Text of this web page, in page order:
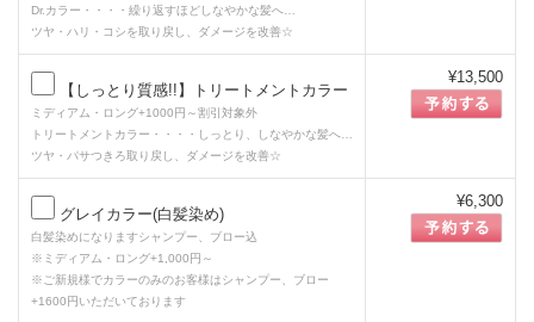
Dr.カラー・・・・繰り返すほどしなやかな髪へ…
ツヤ・ハリ・コシを取り戻し、ダメージを改善☆
【しっとり質感!!】トリートメントカラー
ミディアム・ロング+1000円～割引対象外
トリートメントカラー・・・・しっとり、しなやかな髪へ…
ツヤ・パサつきろ取り戻し、ダメージを改善☆
¥13,500
グレイカラー(白髪染め)
白髪染めになりますシャンプー、ブロー込
※ミディアム・ロング+1,000円～
※ご新規様でカラーのみのお客様はシャンプー、ブロー
+1600円いただいております
¥6,300